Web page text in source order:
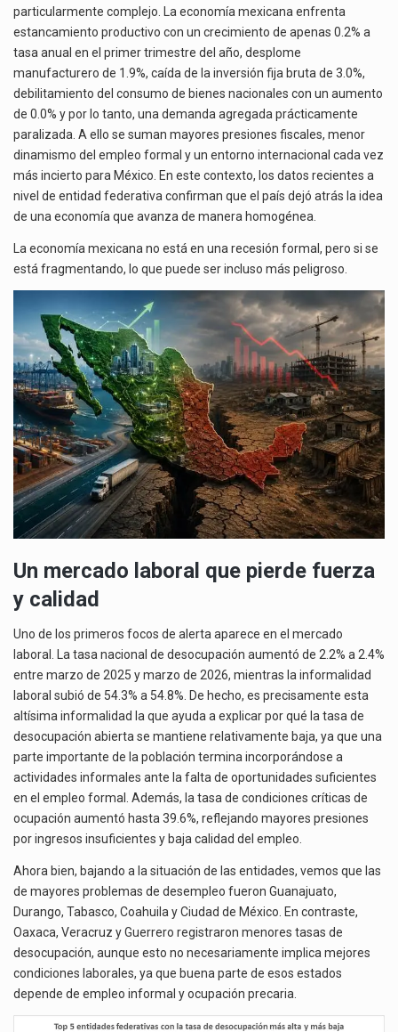
particularmente complejo. La economía mexicana enfrenta
estancamiento productivo con un crecimiento de apenas 0.2% a
tasa anual en el primer trimestre del año, desplome
manufacturero de 1.9%, caída de la inversión fija bruta de 3.0%,
debilitamiento del consumo de bienes nacionales con un aumento
de 0.0% y por lo tanto, una demanda agregada prácticamente
paralizada. A ello se suman mayores presiones fiscales, menor
dinamismo del empleo formal y un entorno internacional cada vez
más incierto para México. En este contexto, los datos recientes a
nivel de entidad federativa confirman que el país dejó atrás la idea
de una economía que avanza de manera homogénea.
La economía mexicana no está en una recesión formal, pero si se
está fragmentando, lo que puede ser incluso más peligroso.
Un mercado laboral que pierde fuerza
y calidad
Uno de los primeros focos de alerta aparece en el mercado
laboral. La tasa nacional de desocupación aumentó de 2.2% a 2.4%
entre marzo de 2025 y marzo de 2026, mientras la informalidad
laboral subió de 54.3% a 54.8%. De hecho, es precisamente esta
altísima informalidad la que ayuda a explicar por qué la tasa de
desocupación abierta se mantiene relativamente baja, ya que una
parte importante de la población termina incorporándose a
actividades informales ante la falta de oportunidades suficientes
en el empleo formal. Además, la tasa de condiciones críticas de
ocupación aumentó hasta 39.6%, reflejando mayores presiones
por ingresos insuficientes y baja calidad del empleo.
Ahora bien, bajando a la situación de las entidades, vemos que las
de mayores problemas de desempleo fueron Guanajuato,
Durango, Tabasco, Coahuila y Ciudad de México. En contraste,
Oaxaca, Veracruz y Guerrero registraron menores tasas de
desocupación, aunque esto no necesariamente implica mejores
condiciones laborales, ya que buena parte de esos estados
depende de empleo informal y ocupación precaria.